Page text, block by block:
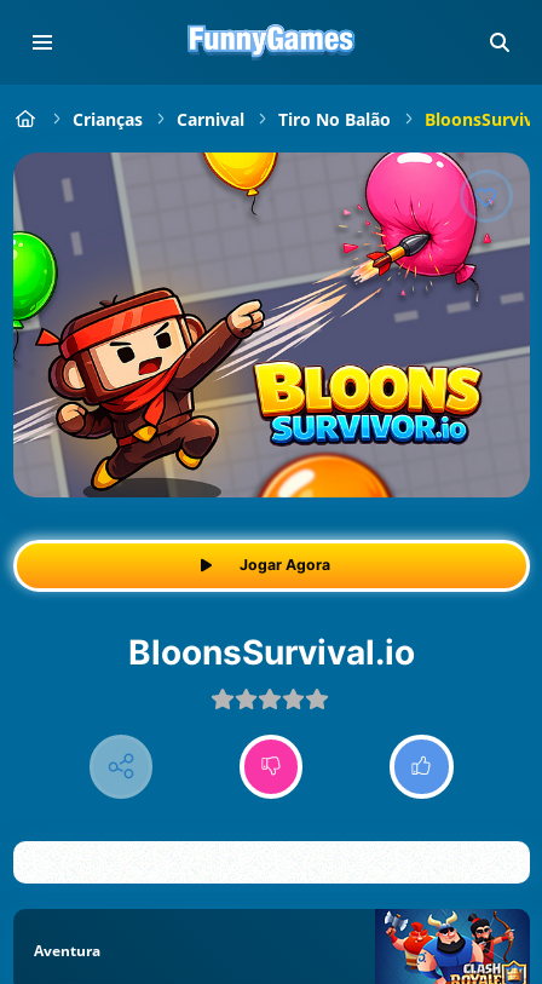
Crianças Carnival Tiro No Balão
Jogar Agora
BloonsSurvival.io
Aventura